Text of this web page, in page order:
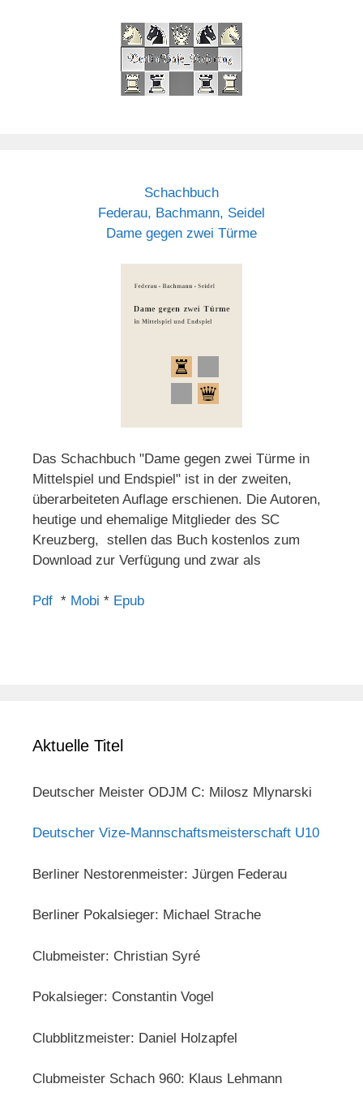
Schachbuch
Federau, Bachmann, Seidel
Dame gegen zwei Türme
Das Schachbuch "Dame gegen zwei Türme in
Mittelspiel und Endspiel" ist in der zweiten,
überarbeiteten Auflage erschienen. Die Autoren,
heutige und ehemalige Mitglieder des SC
Kreuzberg, stellen das Buch kostenlos zum
Download zur Verfügung und zwar als
Pdf * Mobi * Epub
Aktuelle Titel
Deutscher Meister ODJM C: Milosz Mlynarski
Deutscher Vize-Mannschaftsmeisterschaft U10
Berliner Nestorenmeister: Jürgen Federau
Berliner Pokalsieger: Michael Strache
Clubmeister: Christian Syré
Pokalsieger: Constantin Vogel
Clubblitzmeister: Daniel Holzapfel
Clubmeister Schach 960: Klaus Lehmann